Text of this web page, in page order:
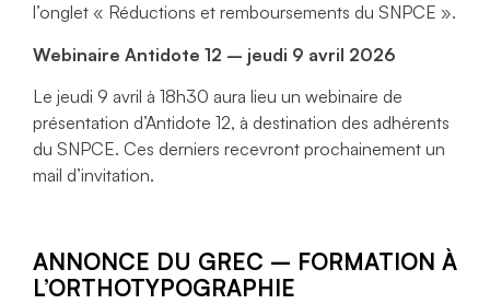
l’onglet « Réductions et remboursements du SNPCE ».
Webinaire Antidote 12 – jeudi 9 avril 2026
Le jeudi 9 avril à 18h30 aura lieu un webinaire de
présentation d’Antidote 12, à destination des adhérents
du SNPCE. Ces derniers recevront prochainement un
mail d’invitation.
ANNONCE DU GREC – FORMATION À
L’ORTHOTYPOGRAPHIE